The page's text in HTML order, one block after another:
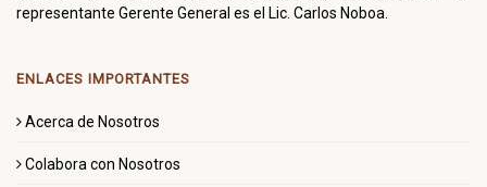
representante Gerente General es el Lic. Carlos Noboa.
ENLACES IMPORTANTES
Acerca de Nosotros
Colabora con Nosotros